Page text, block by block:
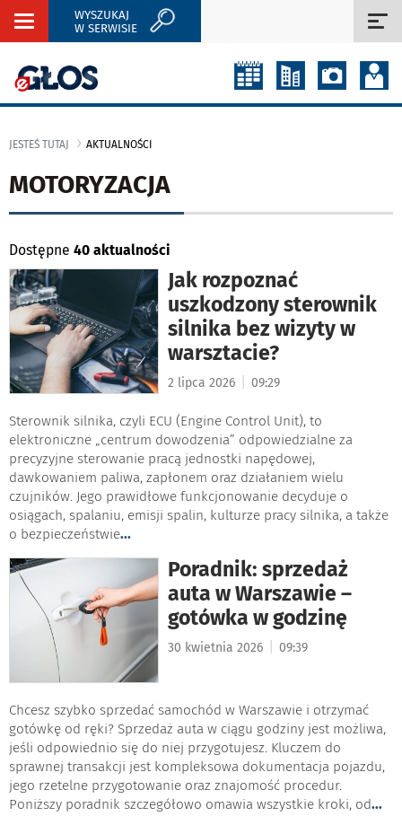
Rozwiń
WYSZUKAJ
W SERWISIE
JESTEŚ TUTAJ AKTUALNOŚCI
MOTORYZACJA
Dostępne 40 aktualności
Jak rozpoznać
uszkodzony sterownik
silnika bez wizyty w
warsztacie?
2 lipca 2026 09:29
Sterownik silnika, czyli ECU (Engine Control Unit), to
elektroniczne „centrum dowodzenia” odpowiedzialne za
precyzyjne sterowanie pracą jednostki napędowej,
dawkowaniem paliwa, zapłonem oraz działaniem wielu
czujników. Jego prawidłowe funkcjonowanie decyduje o
osiągach, spalaniu, emisji spalin, kulturze pracy silnika, a także
o bezpieczeństwie...
Poradnik: sprzedaż
auta w Warszawie –
gotówka w godzinę
30 kwietnia 2026 09:39
Chcesz szybko sprzedać samochód w Warszawie i otrzymać
gotówkę od ręki? Sprzedaż auta w ciągu godziny jest możliwa,
jeśli odpowiednio się do niej przygotujesz. Kluczem do
sprawnej transakcji jest kompleksowa dokumentacja pojazdu,
jego rzetelne przygotowanie oraz znajomość procedur.
Poniższy poradnik szczegółowo omawia wszystkie kroki, od...